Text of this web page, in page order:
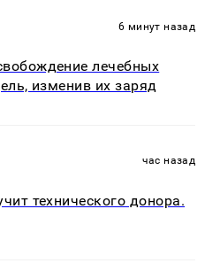
6 минут назад
лечебных
изменив их заряд
час назад
технического донора.